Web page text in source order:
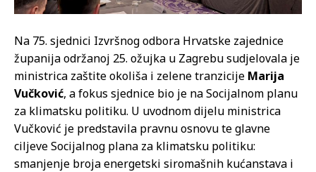
Na 75. sjednici Izvršnog odbora Hrvatske zajednice
županija održanoj 25. ožujka u Zagrebu sudjelovala je
ministrica zaštite okoliša i zelene tranzicije Marija
Vučković, a fokus sjednice bio je na Socijalnom planu
za klimatsku politiku. U uvodnom dijelu ministrica
Vučković je predstavila pravnu osnovu te glavne
ciljeve Socijalnog plana za klimatsku politiku:
smanjenje broja energetski siromašnih kućanstava i